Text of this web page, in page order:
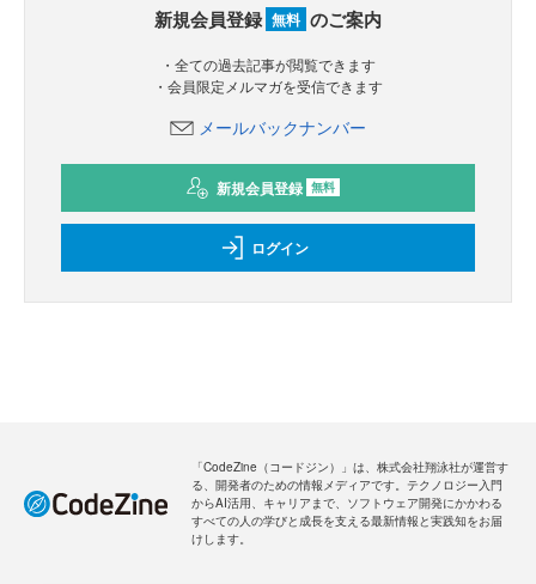
新規会員登録 無料 のご案内
・全ての過去記事が閲覧できます
・会員限定メルマガを受信できます
メールバックナンバー
新規会員登録 無料
ログイン
「CodeZine（コードジン）」は、株式会社翔泳社が運営す
る、開発者のための情報メディアです。テクノロジー入門
からAI活用、キャリアまで、ソフトウェア開発にかかわる
すべての人の学びと成長を支える最新情報と実践知をお届
けします。